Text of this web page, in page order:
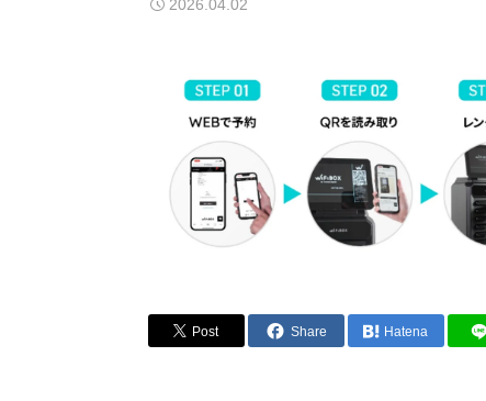
2026.04.02
Post Share Hatena